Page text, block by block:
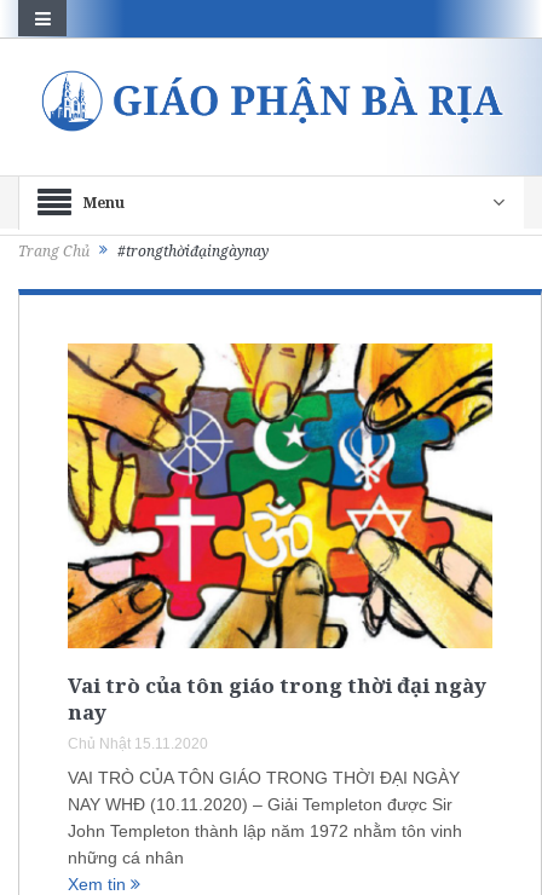
Menu
Trang Chủ #trongthờiđạingàynay
Vai trò của tôn giáo trong thời đại ngày
nay
Chủ Nhật 15.11.2020
VAI TRÒ CỦA TÔN GIÁO TRONG THỜI ĐẠI NGÀY
NAY WHĐ (10.11.2020) – Giải Templeton được Sir
John Templeton thành lập năm 1972 nhằm tôn vinh
những cá nhân
Xem tin